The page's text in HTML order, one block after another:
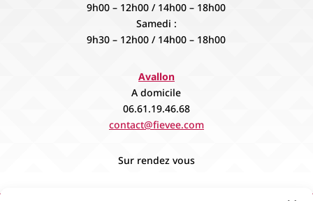
9h00 – 12h00 / 14h00 – 18h00
Samedi :
9h30 – 12h00 / 14h00 – 18h00
Avallon
A domicile
06.61.19.46.68
contact@fievee.com
Sur rendez vous